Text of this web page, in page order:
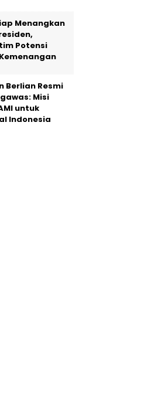
Menangkan
Potensi
Berlian Resmi
Misi
untuk
Indonesia